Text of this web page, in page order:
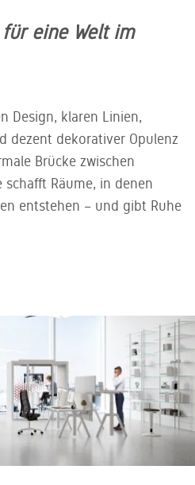
eine Welt im
Design, klaren Linien,
dezent dekorativer Opulenz
Brücke zwischen
Räume, in denen
entstehen – und gibt Ruhe